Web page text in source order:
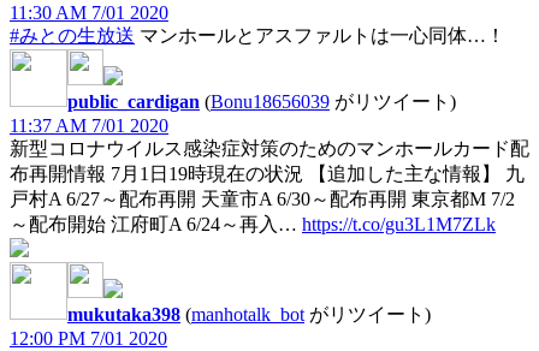
11:30 AM 7/01 2020
#みとの生放送 マンホールとアスファルトは一心同体…！
public_cardigan (Bonu18656039 がリツイート)
11:37 AM 7/01 2020
新型コロナウイルス感染症対策のためのマンホールカード配
布再開情報 7月1日19時現在の状況 【追加した主な情報】 九
戸村A 6/27～配布再開 天童市A 6/30～配布再開 東京都M 7/2
～配布開始 江府町A 6/24～再入… https://t.co/gu3L1M7ZLk
mukutaka398 (manhotalk_bot がリツイート)
12:00 PM 7/01 2020